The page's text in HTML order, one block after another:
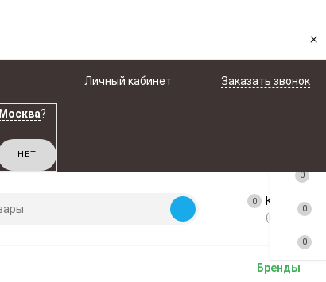
×
Москва?
Личный кабинет Заказать звонок
0 Корзина
(пусто)
Бренды
0
0
0